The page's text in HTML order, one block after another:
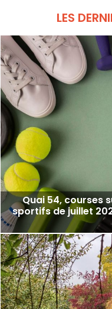
LES
Quai 54, courses
sportifs de juillet